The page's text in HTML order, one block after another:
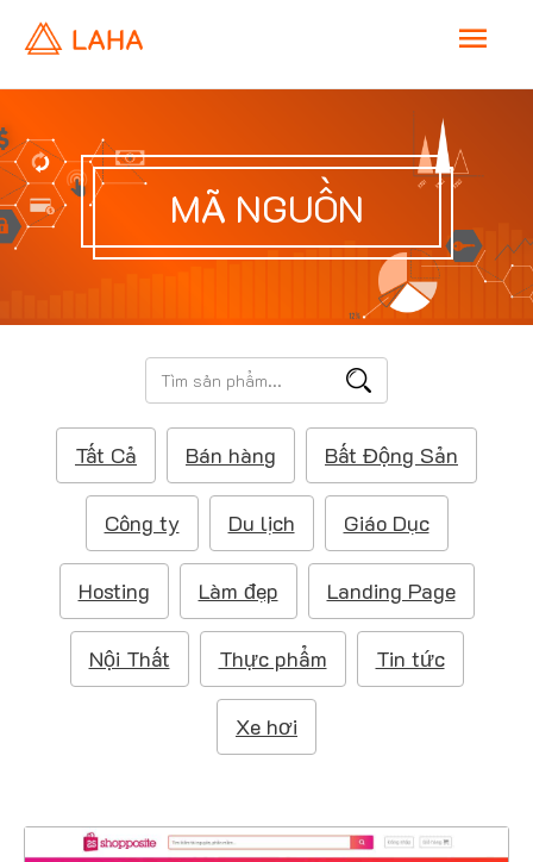
M
a
i
n
n
u
MÃ NGUỒN
T
ì
m
i
ế
m
Tất Cả Bán hàng Bất Động Sản
Công ty Du lịch Giáo Dục
Hosting Làm đẹp Landing Page
Nội Thất Thực phẩm Tin tức
Xe hơi